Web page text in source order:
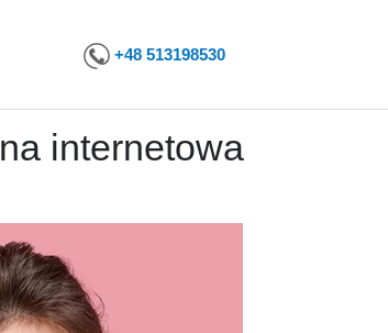
+48 513198530
internetowa